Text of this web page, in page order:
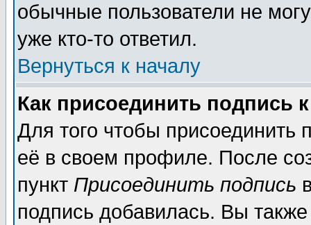
обычные пользователи не
уже кто-то ответил.
Вернуться к началу
Как присоединить подпись
Для того чтобы присоединить
её в своем профиле. После
пункт Присоединить подпись
подпись добавилась. Вы